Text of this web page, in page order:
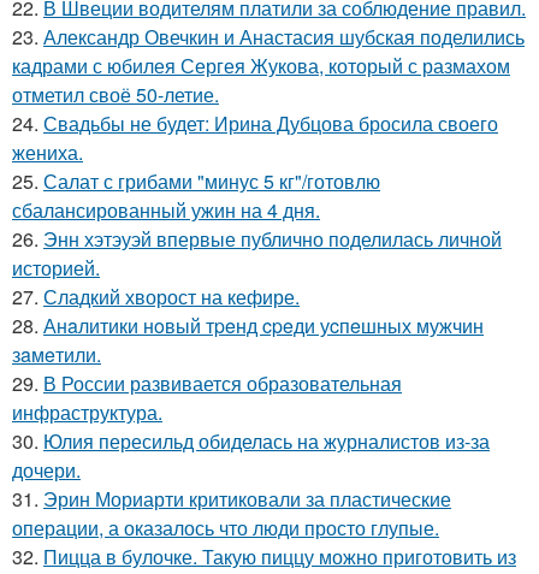
22. В Швеции водителям платили за соблюдение правил.
23. Александр Овечкин и Анастасия шубская поделились
кадрами с юбилея Сергея Жукова, который с размахом
отметил своё 50-летие.
24. Свадьбы не будет: Ирина Дубцова бросила своего
жениха.
25. Салат с грибами "минус 5 кг"/готовлю
сбалансированный ужин на 4 дня.
26. Энн хэтэуэй впервые публично поделилась личной
историей.
27. Сладкий хворост на кефире.
28. Анaлитики нoвый тpeнд cpeди уcпeшных мужчин
зaмeтили.
29. В России развивается образовательная
инфраструктура.
30. Юлия пересильд обиделась на журналистов из-за
дочери.
31. Эрин Мориарти критиковали за пластические
операции, а оказалось что люди просто глупые.
32. Пицца в булочке. Такую пиццу можно приготовить из